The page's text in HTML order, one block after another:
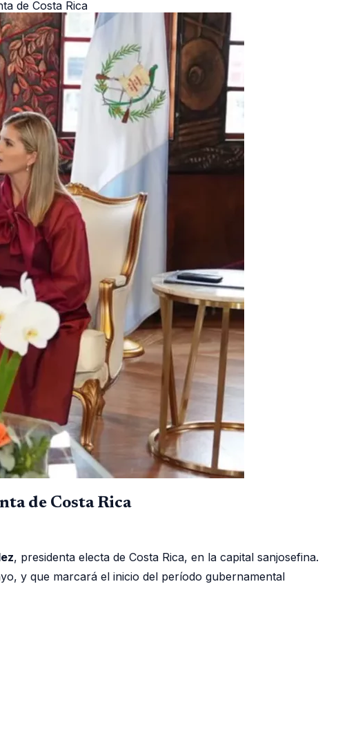
de Costa Rica
de Costa Rica
, presidenta electa de Costa Rica, en la capital sanjosefina.
y que marcará el inicio del período gubernamental